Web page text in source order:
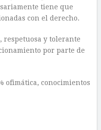
tiene que
con el derecho.
respetuosa y tolerante
por parte de
ofimática, conocimientos